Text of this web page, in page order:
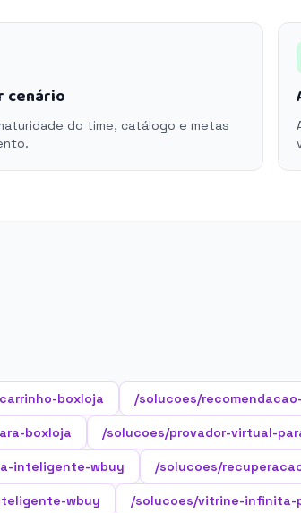
cenário
do time, catálogo e metas
boxloja /solucoes/
boxloja /solucoes/provador-virtual-
inteligente-wbuy /solucoes/
wbuy /solucoes/vitrine-infinita-